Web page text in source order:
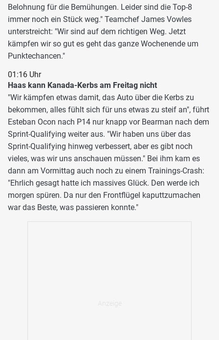
Belohnung für die Bemühungen. Leider sind die Top-8
immer noch ein Stück weg." Teamchef James Vowles
unterstreicht: "Wir sind auf dem richtigen Weg. Jetzt
kämpfen wir so gut es geht das ganze Wochenende um
Punktechancen."
01:16 Uhr
Haas kann Kanada-Kerbs am Freitag nicht
"Wir kämpfen etwas damit, das Auto über die Kerbs zu
bekommen, alles fühlt sich für uns etwas zu steif an", führt
Esteban Ocon nach P14 nur knapp vor Bearman nach dem
Sprint-Qualifying weiter aus. "Wir haben uns über das
Sprint-Qualifying hinweg verbessert, aber es gibt noch
vieles, was wir uns anschauen müssen." Bei ihm kam es
dann am Vormittag auch noch zu einem Trainings-Crash:
"Ehrlich gesagt hatte ich massives Glück. Den werde ich
morgen spüren. Da nur den Frontflügel kaputtzumachen
war das Beste, was passieren konnte."